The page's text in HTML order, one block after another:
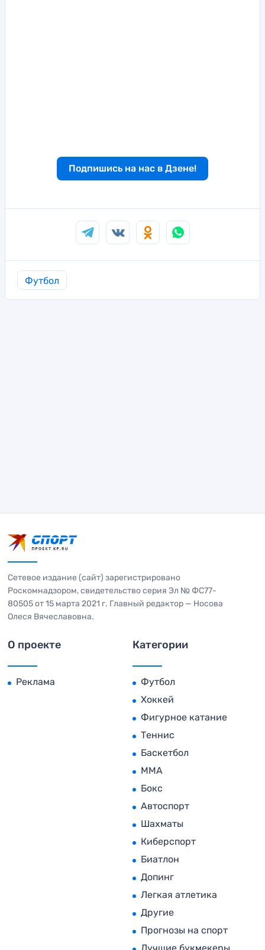
Подпишись на нас в Дзене!
Футбол
Сетевое издание (сайт) зарегистрировано
Роскомнадзором, свидетельство серия Эл № ФС77-
80505 от 15 марта 2021 г. Главный редактор — Носова
Олеся Вячеславовна.
О проекте
Реклама
Категории
Футбол
Хоккей
Фигурное катание
Теннис
Баскетбол
MMA
Бокс
Автоспорт
Шахматы
Киберспорт
Биатлон
Допинг
Легкая атлетика
Другие
Прогнозы на спорт